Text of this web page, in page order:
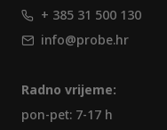
+ 385 31 500 130
info@probe.hr
Radno vrijeme:
pon-pet: 7-17 h